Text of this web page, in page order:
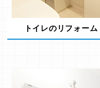
トイレのリフォーム